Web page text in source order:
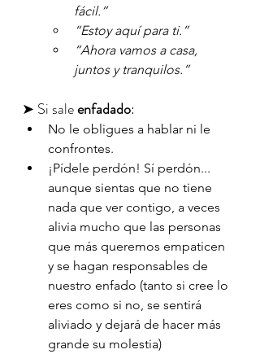
fácil.”
“Estoy aquí para ti.”
“Ahora vamos a casa,
juntos y tranquilos.”
➤ Si sale enfadado:
No le obligues a hablar ni le
confrontes.
¡Pídele perdón! Sí perdón...
aunque sientas que no tiene
nada que ver contigo, a veces
alivia mucho que las personas
que más queremos empaticen
y se hagan responsables de
nuestro enfado (tanto si cree lo
eres como si no, se sentirá
aliviado y dejará de hacer más
grande su molestia)